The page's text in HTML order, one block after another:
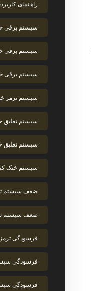
راهنمای
سیستم برقی
سیستم برقی
سیستم برقی
سیستم ترمز
سیستم تعلیق
سیستم تعلیق
سیستم خنک‌
ضعف سیستم
ضعف سیستم
فرسودگی
فرسودگی
فرسودگی